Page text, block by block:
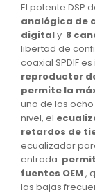
El potente DSP
analógica de
digitaly 8
libertad de
coaxial SPDIF
reproductor
permite la
uno de los
nivel, el
retardos de
ecualizador
entrada
fuentes OEM,
las bajas